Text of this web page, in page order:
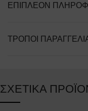
ΕΠΙΠΛΈΟΝ
ΤΡΌΠΟΙ
ΣΧΕΤΙΚΆ